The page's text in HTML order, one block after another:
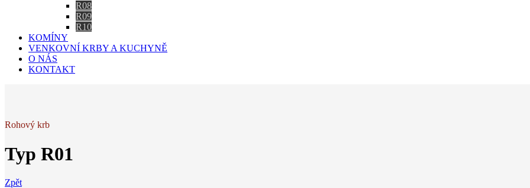
R08
R09
R10
KOMÍNY
VENKOVNÍ KRBY A KUCHYNĚ
O NÁS
KONTAKT
Rohový krb
Typ R01
Zpět